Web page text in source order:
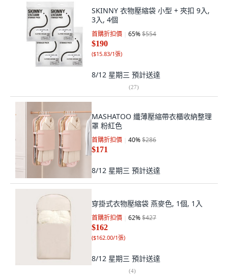
SKINNY 衣物壓縮袋 小型 + 夾扣 9入,
3入, 4個
首購折扣價 65%$554
$190
($15.83/1張)
8/12 星期三 預計送達
(27)
MASHATOO 纖薄壓縮帶衣櫃收納整理
罩 粉紅色
首購折扣價 40%$286
$171
8/12 星期三 預計送達
穿掛式衣物壓縮袋 燕麥色, 1個, 1入
首購折扣價 62%$427
$162
($162.00/1張)
8/12 星期三 預計送達
(4)